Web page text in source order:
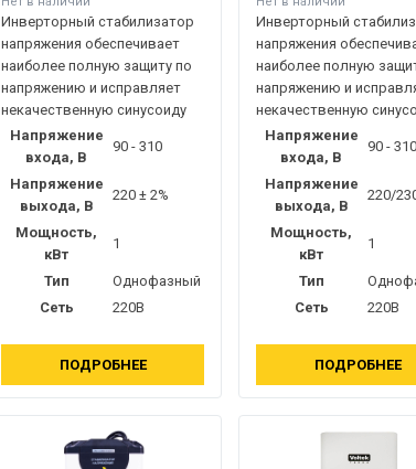
Инверторный стабилизатор
напряжения обеспечивает
наиболее полную защиту по
напряжению и исправляет
некачественную синусоиду
Напряжение
входа, В
90 - 310
Напряжение
выхода, В
220 ± 2%
Мощность,
кВт
1
Тип
Однофазный
Сеть
220В
ПОДРОБНЕЕ
Инверторный
напряжения
наиболее полную
напряжению и
некачественную
Напряжение
входа, В
90 - 310
Напряжение
выхода, В
220/
Мощность,
кВт
1
Тип
Сеть
220В
ПОДРОБНЕЕ